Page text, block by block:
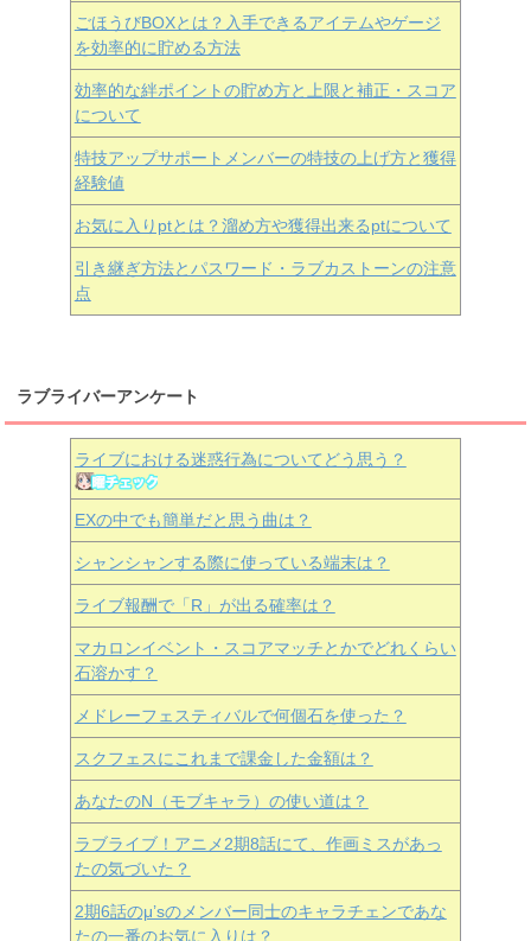
ごほうびBOXとは？入手できるアイテムやゲージ
を効率的に貯める方法
効率的な絆ポイントの貯め方と上限と補正・スコア
について
特技アップサポートメンバーの特技の上げ方と獲得
経験値
お気に入りptとは？溜め方や獲得出来るptについて
引き継ぎ方法とパスワード・ラブカストーンの注意
点
ラブライバーアンケート
ライブにおける迷惑行為についてどう思う？
EXの中でも簡単だと思う曲は？
シャンシャンする際に使っている端末は？
ライブ報酬で「R」が出る確率は？
マカロンイベント・スコアマッチとかでどれくらい
石溶かす？
メドレーフェスティバルで何個石を使った？
スクフェスにこれまで課金した金額は？
あなたのN（モブキャラ）の使い道は？
ラブライブ！アニメ2期8話にて、作画ミスがあっ
たの気づいた？
2期6話のμ’sのメンバー同士のキャラチェンであな
たの一番のお気に入りは？